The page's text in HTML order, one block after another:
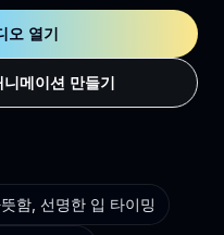
오 열기
메이션 만들기
함, 선명한 입 타이밍